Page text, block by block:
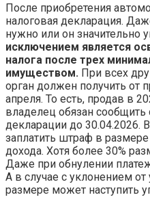
После приобретения
налоговая декларация.
нужно или он значительно
исключением является
налога после трех
имуществом. При всех
орган должен получить от
апреля. То есть, продав в
владелец обязан
декларации до 30.04.2026.
заплатить штраф в
дохода. Хотя более 30%
Даже при обнулении
А в случае с уклонением
размере может наступить